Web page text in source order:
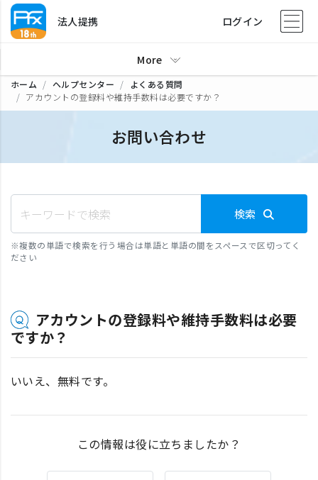
法人提携 ログイン
More
ホーム ヘルプセンター
よくある質問
アカウントの登録料や維持手数料は必要ですか？
お問い合わせ
検索
※複数の単語で検索を行う場合は単語と単語の間をスペースで区切ってく
ださい
アカウントの登録料や維持手数料は必要
ですか？
いいえ、無料です。
この情報は役に立ちましたか？